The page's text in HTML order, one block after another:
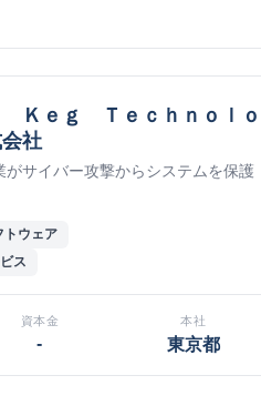
Ｋｅｇ Ｔｅｃｈｎｏｌｏ
社
がサイバー攻撃からシステムを保護
トウェア
ス
資本金
-
本社
東京都